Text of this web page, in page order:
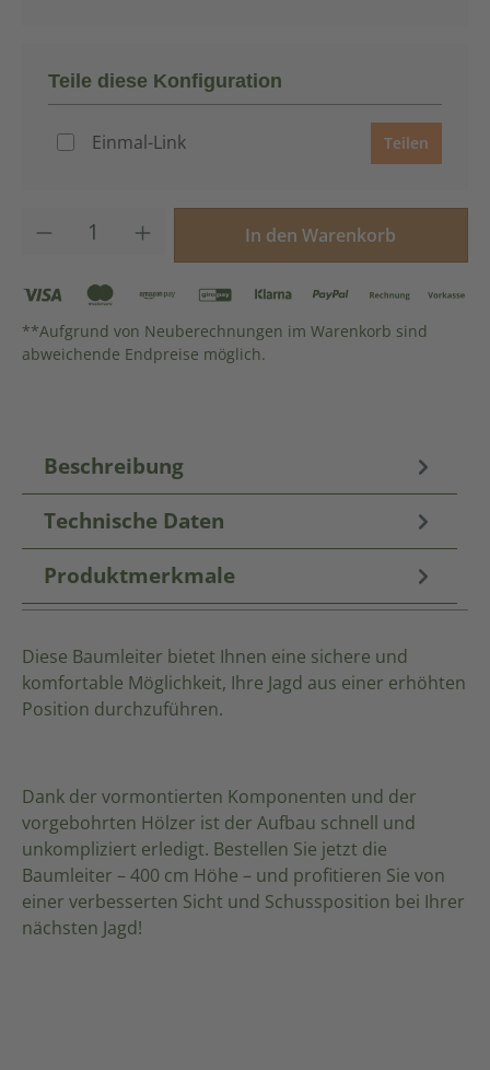
Teile diese Konfiguration
Einmal-Link Teilen
Produkt Anzahl: Gib den gewünschten
In den Warenkorb
**Aufgrund von Neuberechnungen im Warenkorb sind
abweichende Endpreise möglich.
Beschreibung
Technische Daten
Produktmerkmale
Diese Baumleiter bietet Ihnen eine sichere und
komfortable Möglichkeit, Ihre Jagd aus einer erhöhten
Position durchzuführen.
Dank der vormontierten Komponenten und der
vorgebohrten Hölzer ist der Aufbau schnell und
unkompliziert erledigt. Bestellen Sie jetzt die
Baumleiter – 400 cm Höhe – und profitieren Sie von
einer verbesserten Sicht und Schussposition bei Ihrer
nächsten Jagd!